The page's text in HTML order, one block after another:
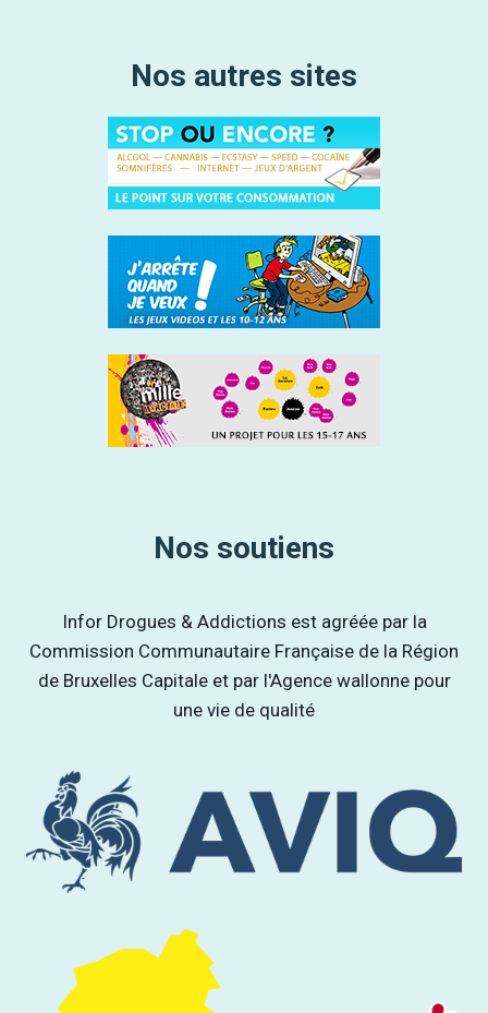
Nos autres sites
Nos soutiens
Infor Drogues & Addictions est agréée par la
Commission Communautaire Française de la Région
de Bruxelles Capitale et par l'Agence wallonne pour
une vie de qualité